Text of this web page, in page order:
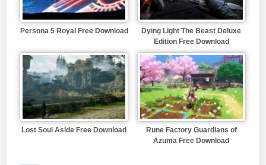
Persona 5 Royal Free Download
Dying Light The Beast Deluxe
Edition Free Download
Lost Soul Aside Free Download
Rune Factory Guardians of
Azuma Free Download